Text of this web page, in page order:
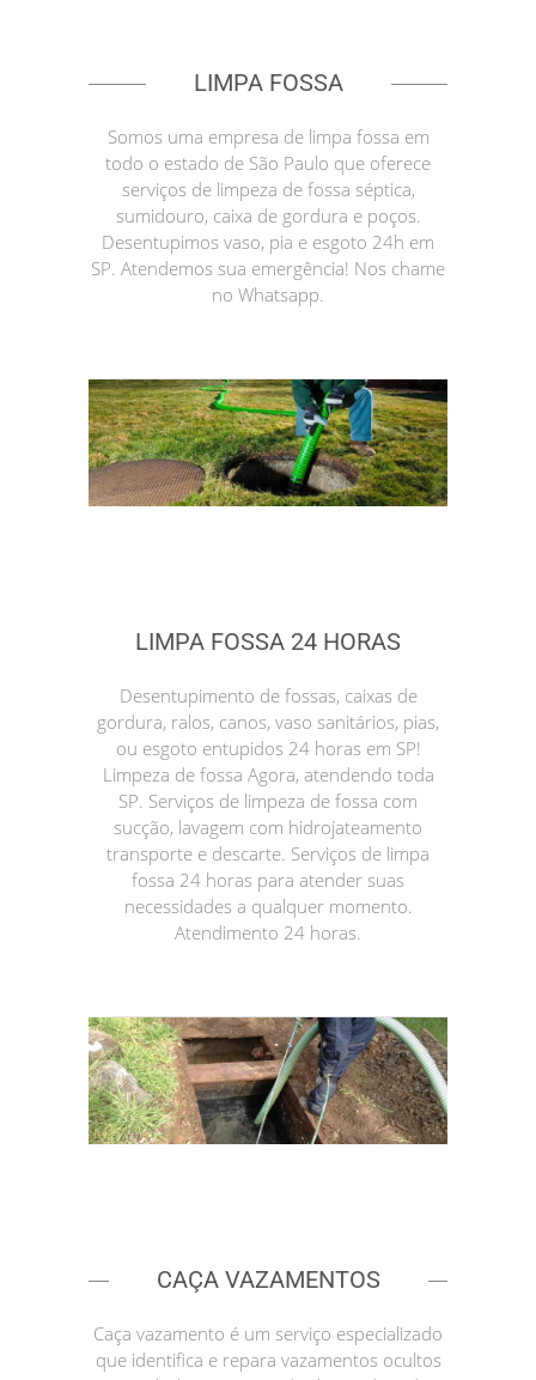
LIMPA FOSSA
Somos uma empresa de limpa fossa em
todo o estado de São Paulo que oferece
serviços de limpeza de fossa séptica,
sumidouro, caixa de gordura e poços.
Desentupimos vaso, pia e esgoto 24h em
SP. Atendemos sua emergência! Nos chame
no Whatsapp.
LIMPA FOSSA 24 HORAS
Desentupimento de fossas, caixas de
gordura, ralos, canos, vaso sanitários, pias,
ou esgoto entupidos 24 horas em SP!
Limpeza de fossa Agora, atendendo toda
SP. Serviços de limpeza de fossa com
sucção, lavagem com hidrojateamento
transporte e descarte. Serviços de limpa
fossa 24 horas para atender suas
necessidades a qualquer momento.
Atendimento 24 horas.
CAÇA VAZAMENTOS
Caça vazamento é um serviço especializado
que identifica e repara vazamentos ocultos